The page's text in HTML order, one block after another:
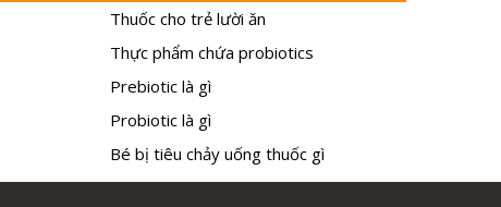
Thuốc cho trẻ lười ăn
Thực phẩm chứa probiotics
Prebiotic là gì
Probiotic là gì
Bé bị tiêu chảy uống thuốc gì